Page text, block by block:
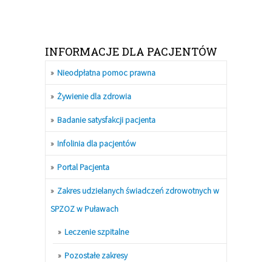
INFORMACJE DLA PACJENTÓW
Nieodpłatna pomoc prawna
Żywienie dla zdrowia
Badanie satysfakcji pacjenta
Infolinia dla pacjentów
Portal Pacjenta
Zakres udzielanych świadczeń zdrowotnych w
SPZOZ w Puławach
Leczenie szpitalne
Pozostałe zakresy